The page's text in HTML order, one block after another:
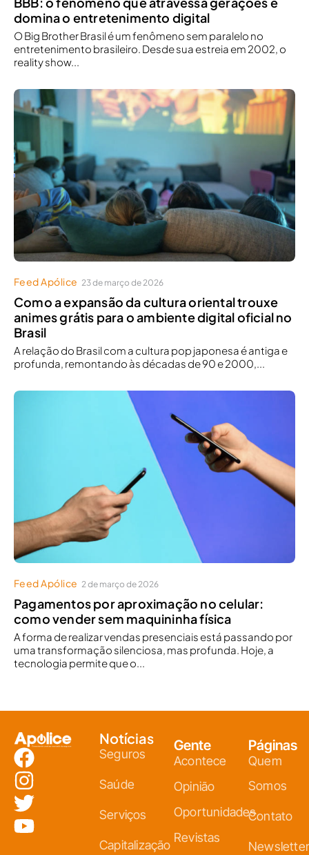
domina o entretenimento digital
O Big Brother Brasil é um fenômeno sem paralelo no
entretenimento brasileiro. Desde sua estreia em 2002, o
reality show...
Feed Apólice 23 de março de 2026
Como a expansão da cultura oriental trouxe
animes grátis para o ambiente digital oficial no
Brasil
A relação do Brasil com a cultura pop japonesa é antiga e
profunda, remontando às décadas de 90 e 2000,...
Feed Apólice 2 de março de 2026
Pagamentos por aproximação no celular:
como vender sem maquininha física
A forma de realizar vendas presenciais está passando por
uma transformação silenciosa, mas profunda. Hoje, a
tecnologia permite que o...
Notícias
Seguros
Saúde
Serviços
Capitalização
Gente
Acontece
Opinião
Oportunidades
Revistas
Páginas
Quem
Somos
Contato
Newsletter